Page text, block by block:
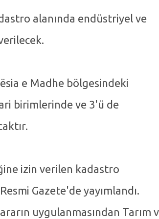
alanında endüstriyel ve
e Madhe bölgesindeki
birimlerinde ve 3'ü de
izin verilen kadastro
Gazete'de yayımlandı.
uygulanmasından Tarım